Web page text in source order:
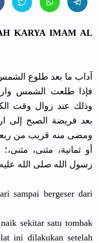
KARYA IMAM AL
آداب ما بعد طلوع
فإذا طلعت الشمس
وذلك عند زوال وقت
بعد فريضة الصبح إلى
ومضى منه قريب من
أو ثمانية، مثنى،
رسول الله صلى الله
sampai bergeser dari
sekitar satu tombak
ini dilakukan setelah